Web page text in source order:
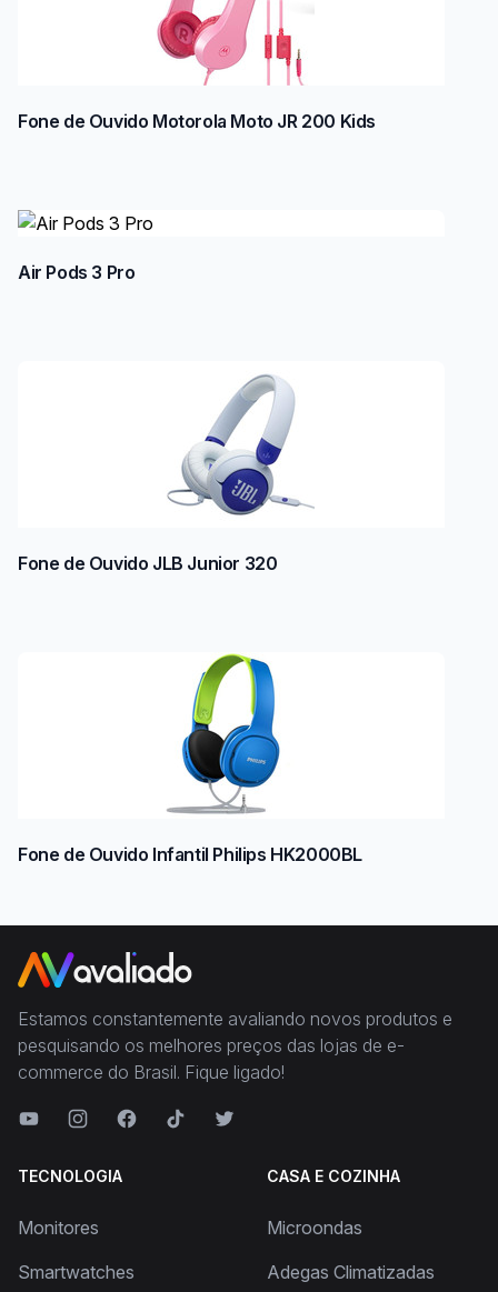
Fone de Ouvido Motorola Moto JR 200 Kids
Air Pods 3 Pro
Fone de Ouvido JLB Junior 320
Fone de Ouvido Infantil Philips HK2000BL
Estamos constantemente avaliando novos produtos e
pesquisando os melhores preços das lojas de e-
commerce do Brasil. Fique ligado!
TECNOLOGIA
Monitores
Smartwatches
CASA E COZINHA
Microondas
Adegas Climatizadas